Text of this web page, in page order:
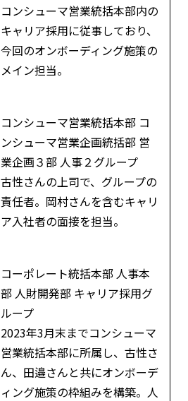
コンシューマ営業統括本部内の
キャリア採用に従事しており、
今回のオンボーディング施策の
メイン担当。
コンシューマ営業統括本部 コ
ンシューマ営業企画統括部 営
業企画３部 人事２グループ
古性さんの上司で、グループの
責任者。岡村さんを含むキャリ
ア入社者の面接を担当。
コーポレート統括本部 人事本
部 人財開発部 キャリア採用グ
ループ
2023年3月末までコンシューマ
営業統括本部に所属し、古性さ
ん、田邉さんと共にオンボーデ
ィング施策の枠組みを構築。人